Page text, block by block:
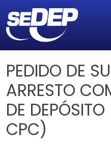
PEDIDO DE
ARRESTO
DE
CPC)